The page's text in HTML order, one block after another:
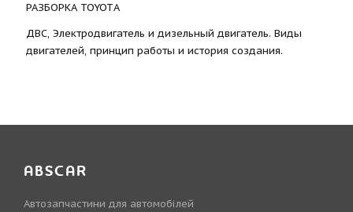
РАЗБОРКА TOYOTА
ДВС, Электродвигатель и дизельный двигатель. Виды
двигателей, принцип работы и история создания.
ABSCAR
Автозапчастини для автомобілей